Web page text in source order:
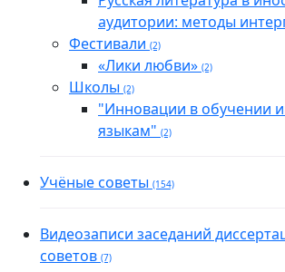
аудитории: методы
Фестивали (2)
«Лики любви» (2)
Школы (2)
"Инновации в обучении
языкам" (2)
Учёные советы (154)
Видеозаписи заседаний
советов (7)